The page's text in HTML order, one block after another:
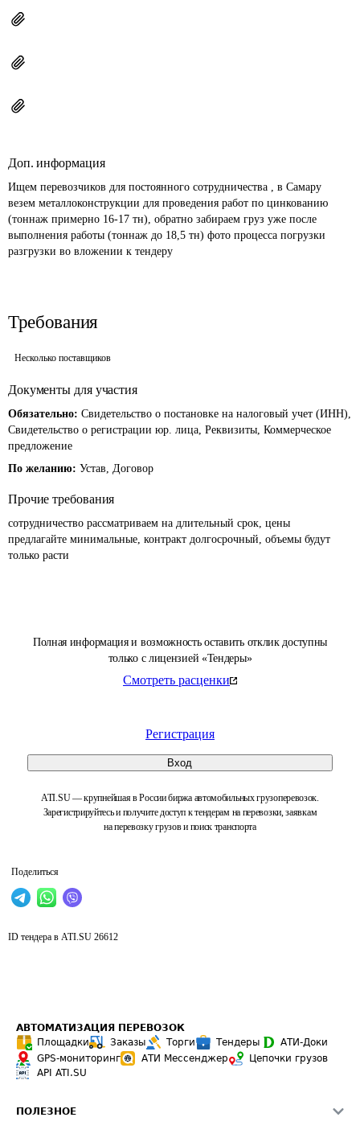
Полная информация и возможность оставить отклик доступны
только с лицензией «Тендеры»
Смотреть расценки
Регистрация
Вход
ATI.SU — крупнейшая в России биржа автомобильных грузоперевозок.
Зарегистрируйтесь и получите доступ к тендерам на перевозки, заявкам
на перевозку грузов и поиск транспорта
Поделиться
Доп. информация
Ищем перевозчиков для постоянного сотрудничества , в Самару
везем металлоконструкции для проведения работ по цинкованию
(тоннаж примерно 16-17 тн), обратно забираем груз уже после
выполнения работы (тоннаж до 18,5 тн) фото процесса погрузки
разгрузки во вложении к тендеру
Требования
Несколько поставщиков
Документы для участия
Обязательно: Свидетельство о постановке на налоговый учет (ИНН),
Свидетельство о регистрации юр. лица, Реквизиты, Коммерческое
предложение
По желанию: Устав, Договор
Прочие требования
сотрудничество рассматриваем на длительный срок, цены
предлагайте минимальные, контракт долгосрочный, объемы будут
только расти
ID тендера в ATI.SU 26612
АВТОМАТИЗАЦИЯ ПЕРЕВОЗОК
Площадки
Заказы Торги Тендеры
АТИ-Доки
GPS-мониторинг
АТИ Мессенджер
Цепочки грузов
API ATI.SU
ПОЛЕЗНОЕ